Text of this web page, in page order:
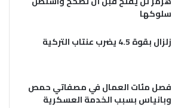
سلوكها
زلزال بقوة 4.5 يضرب عنتاب التركية
فصل مئات العمال في مصفاتي حمص
وبانياس بسبب الخدمة العسكرية